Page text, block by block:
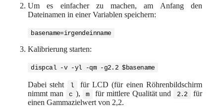
Um es einfacher zu machen, am Anfang den
Dateinamen in einer Variablen speichern:
basename=irgendeinname
Kalibrierung starten:
dispcal -v -yl -qm -g2.2 $basename
Dabei steht l
für LCD (für einen Röhrenbildschirm
nimmt man
c ), m für mittlere Qualität und 2.2
für
einen Gammazielwert von 2,2.